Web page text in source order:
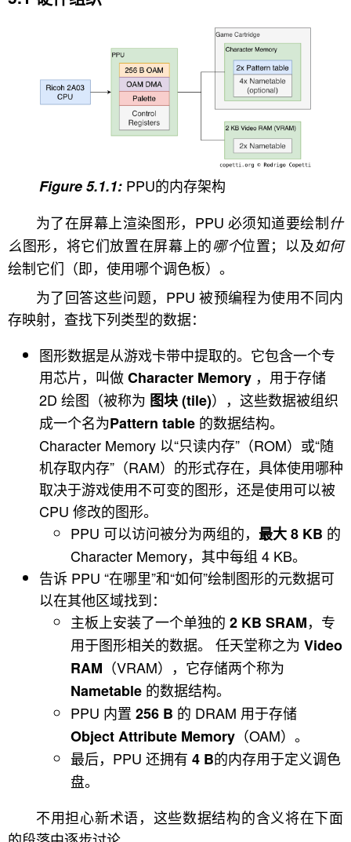
PPU的内存架构
为了在屏幕上渲染图形，PPU 必须知道要绘制什
么图形，将它们放置在屏幕上的哪个位置；以及如何
绘制它们（即，使用哪个调色板）。
为了回答这些问题，PPU 被预编程为使用不同内
存映射，查找下列类型的数据：
图形数据是从游戏卡带中提取的。它包含一个专
用芯片，叫做Character Memory ，用于存储
2D 绘图（被称为 图块 (tile)），这些数据被组织
成一个名为Pattern table 的数据结构。
Character Memory 以“只读内存”（ROM）或“随
机存取内存”（RAM）的形式存在，具体使用哪种
取决于游戏使用不可变的图形，还是使用可以被
CPU 修改的图形。
PPU 可以访问被分为两组的， 最大 8 KB 的
Character Memory，其中每组 4 KB。
告诉 PPU “在哪里”和“如何”绘制图形的元数据可
以在其他区域找到：
主板上安装了一个单独的 2 KB SRAM，专
用于图形相关的数据。 任天堂称之为 Video
RAM （VRAM），它存储两个称为
Nametable 的数据结构。
PPU 内置 256 B 的 DRAM 用于存储
Object Attribute Memory （OAM）。
最后，PPU 还拥有 4 B的内存用于定义调色
盘。
不用担心新术语，这些数据结构的含义将在下面